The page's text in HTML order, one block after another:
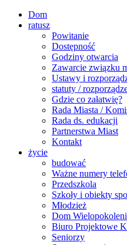
Dom
ratusz
Powitanie
Dostępność
Godziny otwarcia
Zawarcie związku
Ustawy i
statuty /
Gdzie co załatwię?
Rada Miasta /
Rada ds. edukacji
Partnerstwa Miast
Kontakt
życie
budować
Ważne numery
Przedszkola
Szkoły i obiekty
Młodzież
Dom
Biuro Projektowe
Seniorzy